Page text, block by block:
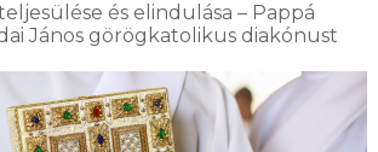
és elindulása – Pappá
János görögkatolikus diakónust